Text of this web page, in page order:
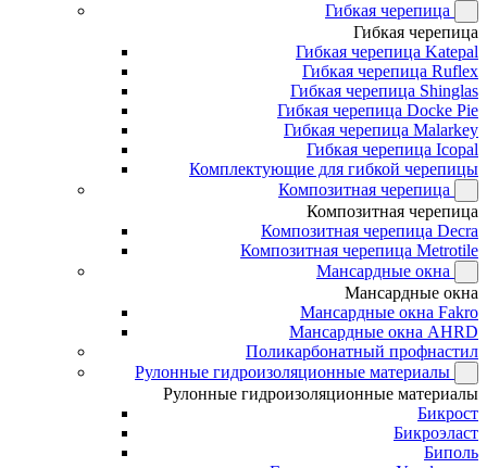
Гибкая черепица
Гибкая черепица
Гибкая черепица Katepal
Гибкая черепица Ruflex
Гибкая черепица Shinglas
Гибкая черепица Docke Pie
Гибкая черепица Malarkey
Гибкая черепица Icopal
Комплектующие для гибкой черепицы
Композитная черепица
Композитная черепица
Композитная черепица Decra
Композитная черепица Metrotile
Мансардные окна
Мансардные окна
Мансардные окна Fakro
Мансардные окна AHRD
Поликарбонатный профнастил
Рулонные гидроизоляционные материалы
Рулонные гидроизоляционные материалы
Бикрост
Бикроэласт
Биполь